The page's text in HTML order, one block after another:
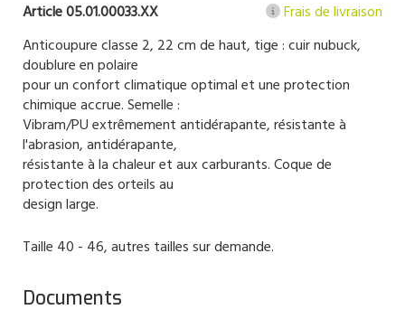
Article 05.01.00033.XX
Frais de livraison
Anticoupure classe 2, 22 cm de haut, tige : cuir nubuck,
doublure en polaire
pour un confort climatique optimal et une protection
chimique accrue. Semelle :
Vibram/PU extrêmement antidérapante, résistante à
l'abrasion, antidérapante,
résistante à la chaleur et aux carburants. Coque de
protection des orteils au
design large.
Taille 40 - 46, autres tailles sur demande.
Documents